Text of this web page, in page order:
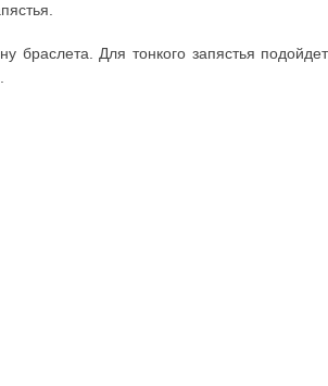
браслета. Для тонкого запястья